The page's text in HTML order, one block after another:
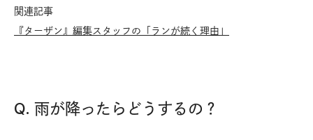
関連記事
『ターザン』編集スタッフの「ランが続く理由」
Q. 雨が降ったらどうするの？